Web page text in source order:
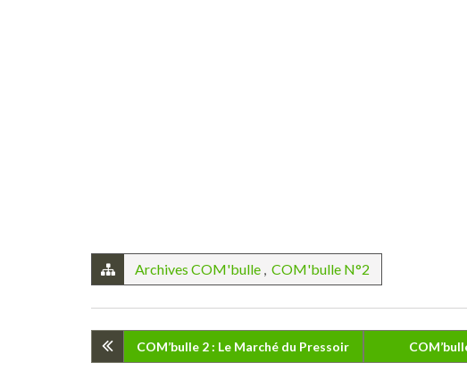
Archives COM'bulle , COM'bulle N°2
Navigation
COM’bulle 2 : Le Marché du Pressoir